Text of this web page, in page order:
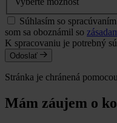
Súhlasím so spracúvaním
som sa oboznámil so
K spracovaniu je potrebný
Odoslať
Stránka je chránená
Mám záujem o